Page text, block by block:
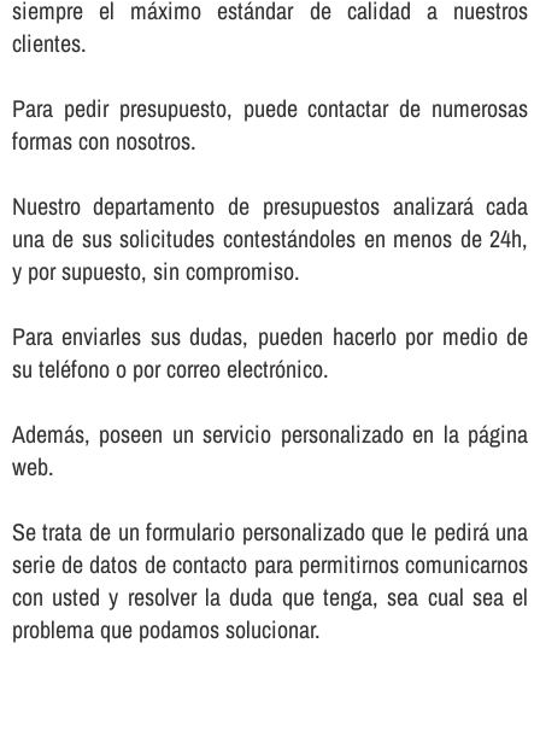
siempre el máximo estándar de calidad a nuestros
clientes.
Para pedir presupuesto, puede contactar de numerosas
formas con nosotros.
Nuestro departamento de presupuestos analizará cada
una de sus solicitudes contestándoles en menos de 24h,
y por supuesto, sin compromiso.
Para enviarles sus dudas, pueden hacerlo por medio de
su teléfono o por correo electrónico.
Además, poseen un servicio personalizado en la página
web.
Se trata de un formulario personalizado que le pedirá una
serie de datos de contacto para permitirnos comunicarnos
con usted y resolver la duda que tenga, sea cual sea el
problema que podamos solucionar.